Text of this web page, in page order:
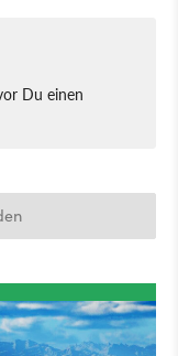
Du einen